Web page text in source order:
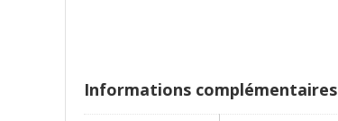
Informations complémentaires